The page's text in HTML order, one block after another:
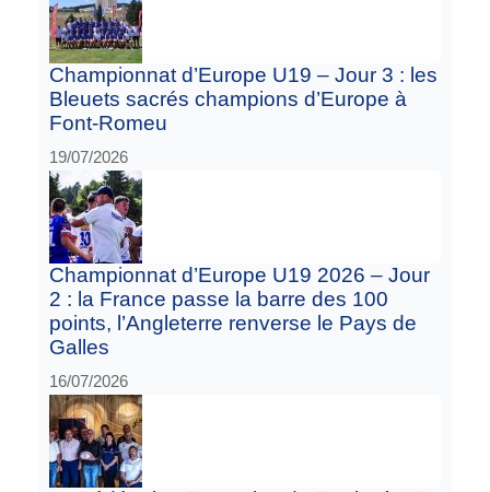
Championnat d’Europe U19 – Jour 3 : les
Bleuets sacrés champions d’Europe à
Font-Romeu
19/07/2026
Championnat d’Europe U19 2026 – Jour
2 : la France passe la barre des 100
points, l’Angleterre renverse le Pays de
Galles
16/07/2026